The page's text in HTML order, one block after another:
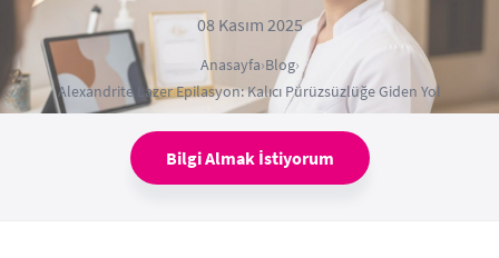
08 Kasım 2025
Anasayfa›Blog›
Alexandrite Lazer Epilasyon: Kalıcı Pürüzsüzlüğe Giden Yol
Bilgi Almak İstiyorum